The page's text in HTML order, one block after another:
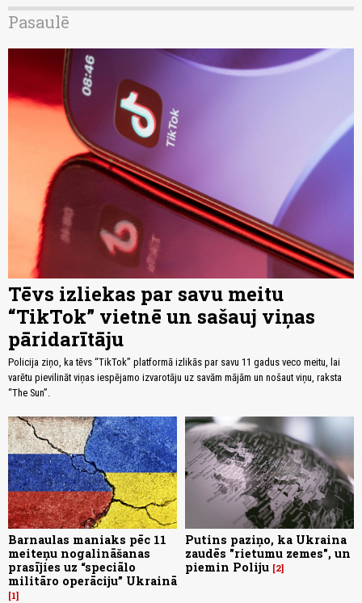
Pasaulē
Tēvs izliekas par savu meitu
“TikTok” vietnē un sašauj viņas
pāridarītāju
Policija ziņo, ka tēvs “TikTok” platformā izlikās par savu 11 gadus veco meitu, lai
varētu pievilināt viņas iespējamo izvarotāju uz savām mājām un nošaut viņu, raksta
“The Sun”.
Barnaulas maniaks pēc 11
meiteņu nogalināšanas
prasījies uz “speciālo
militāro operāciju” Ukrainā
1
Putins paziņo, ka Ukraina
zaudēs "rietumu zemes", un
piemin Poliju 2